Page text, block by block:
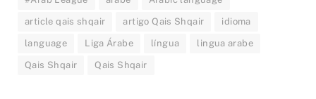
article qais shqair artigo Qais Shqair idioma
language Liga Árabe língua lingua arabe
Qais Shqair Qais Shqair